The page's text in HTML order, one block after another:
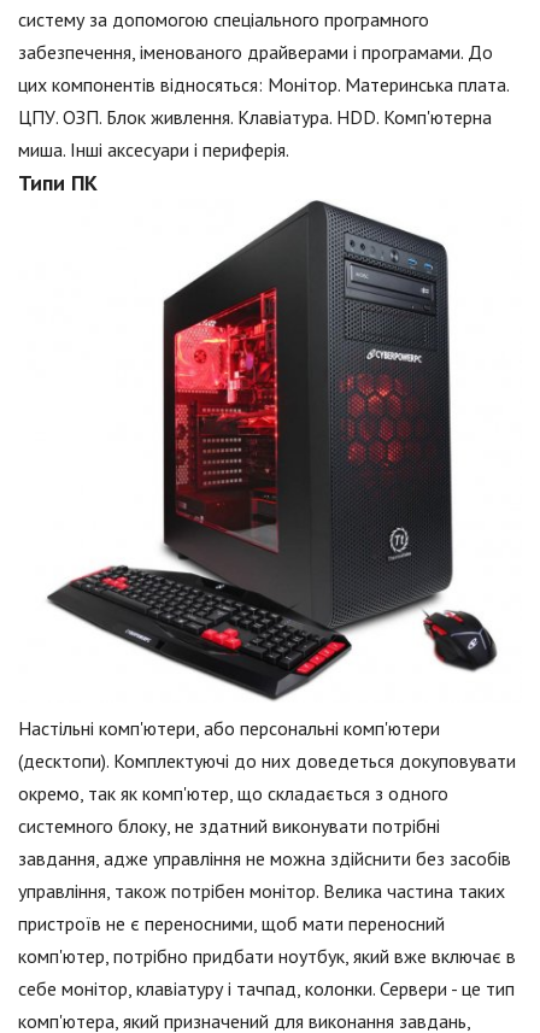
систему за допомогою спеціального програмного
забезпечення, іменованого драйверами і програмами. До
цих компонентів відносяться: Монітор. Материнська плата.
ЦПУ. ОЗП. Блок живлення. Клавіатура. HDD. Комп'ютерна
миша. Інші аксесуари і периферія.
Типи ПК
Настільні комп'ютери, або персональні комп'ютери
(десктопи). Комплектуючі до них доведеться докуповувати
окремо, так як комп'ютер, що складається з одного
системного блоку, не здатний виконувати потрібні
завдання, адже управління не можна здійснити без засобів
управління, також потрібен монітор. Велика частина таких
пристроїв не є переносними, щоб мати переносний
комп'ютер, потрібно придбати ноутбук, який вже включає в
себе монітор, клавіатуру і тачпад, колонки. Сервери - це тип
комп'ютера, який призначений для виконання завдань,